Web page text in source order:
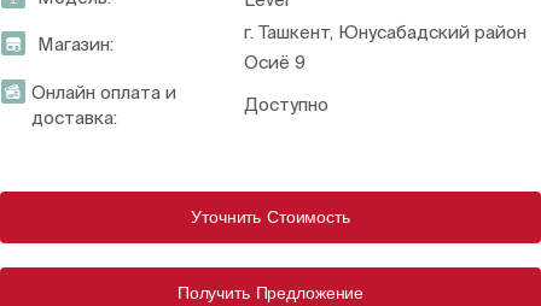
Магазин:
г. Ташкент, Юнусабадский район
Осиё 9
Онлайн оплата и
доставка:
Доступно
Уточнить Стоимость
Получить Предложение